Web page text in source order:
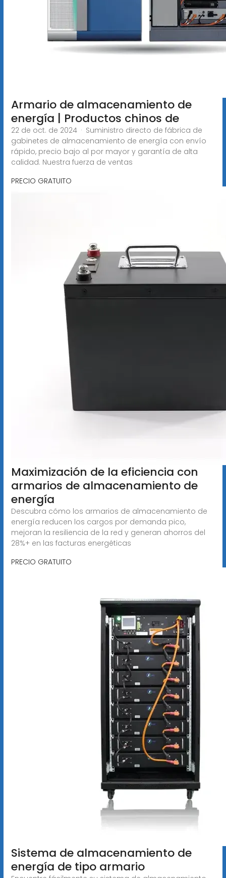
Armario de almacenamiento de
energía | Productos chinos de
22 de oct. de 2024 · Suministro directo de fábrica de
gabinetes de almacenamiento de energía con envío
rápido, precio bajo al por mayor y garantía de alta
calidad. Nuestra fuerza de ventas
PRECIO GRATUITO
Maximización de la eficiencia con
armarios de almacenamiento de
energía
Descubra cómo los armarios de almacenamiento de
energía reducen los cargos por demanda pico,
mejoran la resiliencia de la red y generan ahorros del
28%+ en las facturas energéticas
PRECIO GRATUITO
Sistema de almacenamiento de
energía de tipo armario